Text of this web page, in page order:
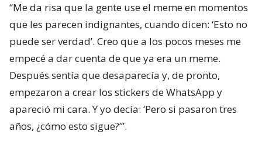
“Me da risa que la gente use el meme en momentos
que les parecen indignantes, cuando dicen: ‘Esto no
puede ser verdad’. Creo que a los pocos meses me
empecé a dar cuenta de que ya era un meme.
Después sentía que desaparecía y, de pronto,
empezaron a crear los stickers de WhatsApp y
apareció mi cara. Y yo decía: ‘Pero si pasaron tres
años, ¿cómo esto sigue?’”.